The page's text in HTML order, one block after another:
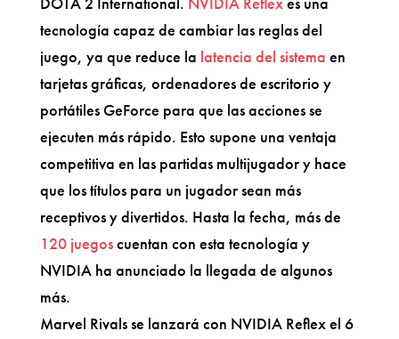
tecnología capaz de cambiar las reglas del
juego, ya que reduce la latencia del sistema en
tarjetas gráficas, ordenadores de escritorio y
portátiles GeForce para que las acciones se
ejecuten más rápido. Esto supone una ventaja
competitiva en las partidas multijugador y hace
que los títulos para un jugador sean más
receptivos y divertidos. Hasta la fecha, más de
120 juegoscuentan con esta tecnología y
NVIDIA ha anunciado la llegada de algunos
más.
Marvel Rivals se lanzará con NVIDIA Reflex el 6